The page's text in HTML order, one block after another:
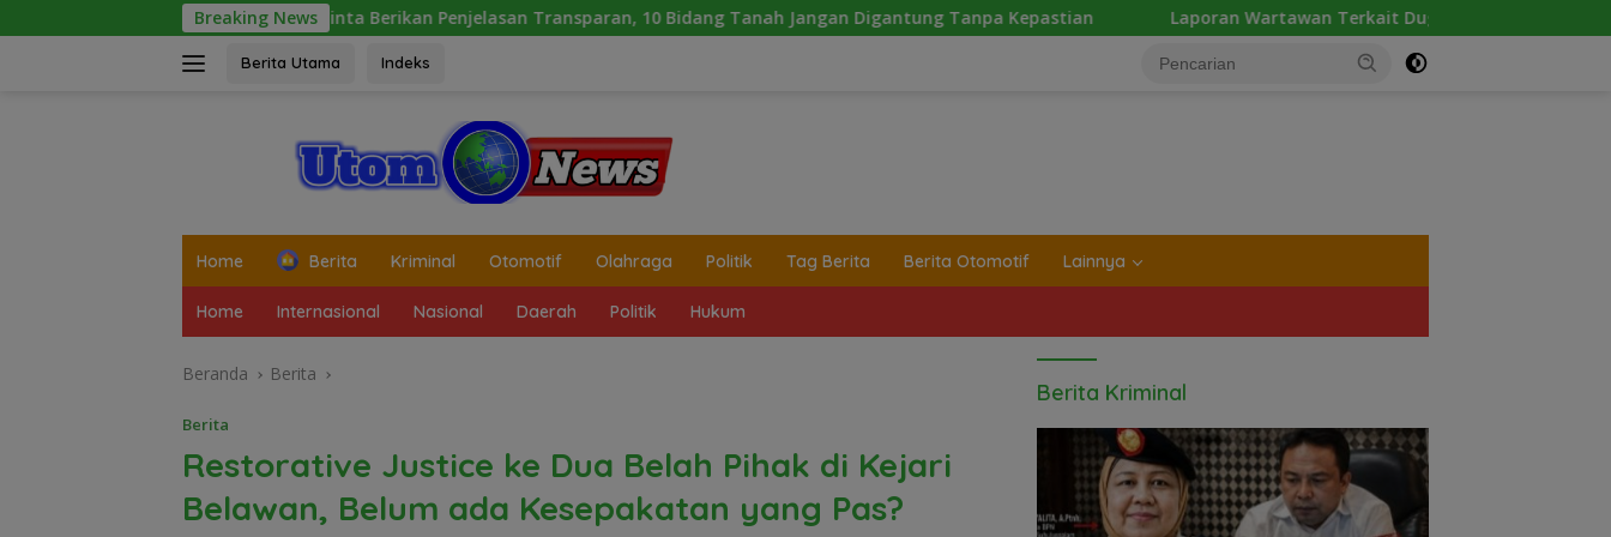
ke
Breaking News
Diminta Berikan Penjelasan Transparan, 10 Bidang Tanah Jangan Digantung Tanpa Kepastian Laporan Wartawan Terkait Dugaan Pengancaman dan Pelarangan Liputan
Berita Utama Indeks
Home Berita Kriminal Otomotif Olahraga Politik Tag Berita Berita Otomotif Lainnya
Home Internasional Nasional Daerah Politik Hukum
Beranda Berita
Berita
Restorative Justice ke Dua Belah Pihak di Kejari
Belawan, Belum ada Kesepakatan yang Pas?
Berita Kriminal